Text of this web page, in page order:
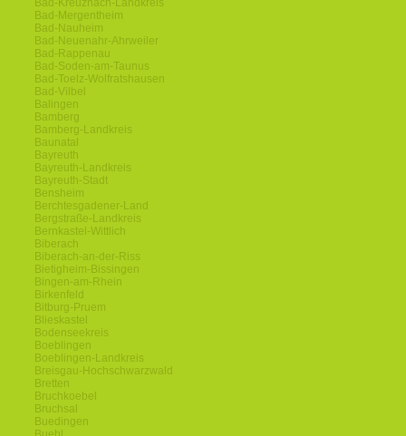
Bad-Kreuznach-Landkreis
Bad-Mergentheim
Bad-Nauheim
Bad-Neuenahr-Ahrweiler
Bad-Rappenau
Bad-Soden-am-Taunus
Bad-Toelz-Wolfratshausen
Bad-Vilbel
Balingen
Bamberg
Bamberg-Landkreis
Baunatal
Bayreuth
Bayreuth-Landkreis
Bayreuth-Stadt
Bensheim
Berchtesgadener-Land
Bergstraße-Landkreis
Bernkastel-Wittlich
Biberach
Biberach-an-der-Riss
Bietigheim-Bissingen
Bingen-am-Rhein
Birkenfeld
Bitburg-Pruem
Blieskastel
Bodenseekreis
Boeblingen
Boeblingen-Landkreis
Breisgau-Hochschwarzwald
Bretten
Bruchkoebel
Bruchsal
Buedingen